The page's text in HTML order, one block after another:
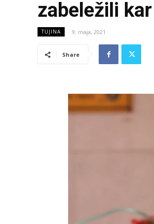
zabeležili
TUJINA 9. maja, 2021
Share